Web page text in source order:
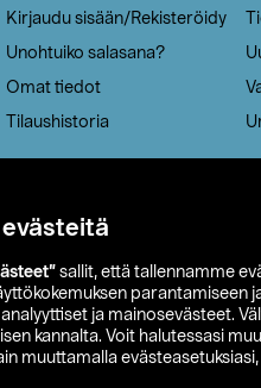
sallit, että tallennamme
parantamiseen
ja mainosevästeet.
kannalta. Voit halutessasi
muuttamalla
Kirjaudu sisään/Rekisteröidy
Unohtuiko salasana?
Omat tiedot
Tilaushistoria